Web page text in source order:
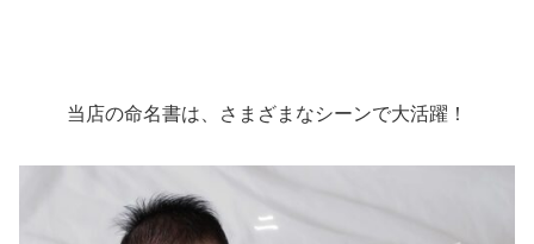
当店の命名書は、さまざまなシーンで大活躍！